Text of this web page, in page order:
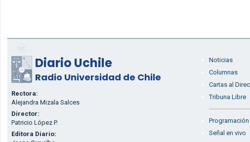
Diario Uchile
Radio Universidad de Chile
Rectora:
Alejandra Mizala Salces
Director:
Patricio López P.
Editora Diario:
Noticias
Columnas
Cartas al
Tribuna Libre
Señal en vivo